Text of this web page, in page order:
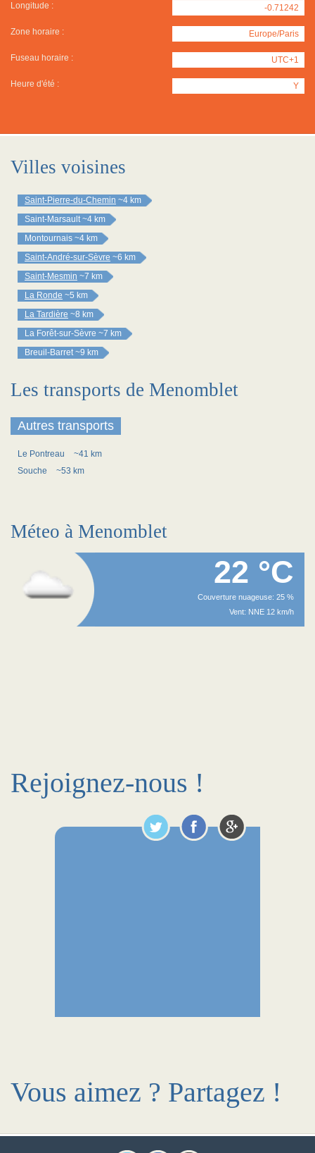
Longitude : -0.71242
Zone horaire : Europe/Paris
Fuseau horaire : UTC+1
Heure d'été : Y
Villes voisines
Saint-Pierre-du-Chemin ~4 km
Saint-Marsault ~4 km
Montournais ~4 km
Saint-André-sur-Sèvre ~6 km
Saint-Mesmin ~7 km
La Ronde ~5 km
La Tardière ~8 km
La Forêt-sur-Sèvre ~7 km
Breuil-Barret ~9 km
Les transports de Menomblet
Autres transports
Le Pontreau
~41 km
Souche
~53 km
Méteo à Menomblet
22 °C
Couverture nuageuse: 25 %
Vent: NNE 12 km/h
Rejoignez-nous !
Vous aimez ? Partagez !